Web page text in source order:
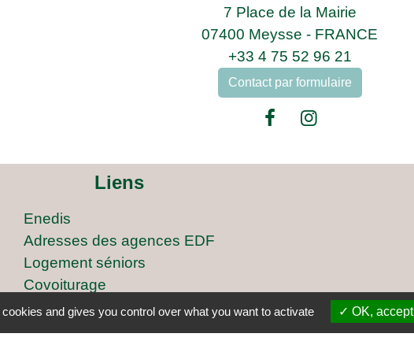
7 Place de la Mairie
07400 Meysse - FRANCE
+33 4 75 52 96 21
Contact par formulaire
Liens
Enedis
Adresses des agences EDF
Logement séniors
Covoiturage
ARCICEN
and gives you control over what you want to activate OK, accept